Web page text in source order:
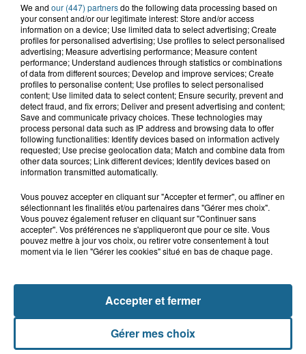
17h44
Un homme mortellement percuté par
un train à Saint-Josse
13h40
Le cirque Benzini, après Bray-Dunes, le
chapiteau et la polémique...
We and our (447) partnersdo the following data processing based on
your consent and/or our legitimate interest: Store and/or access
information on a device; Use limited data to select advertising; Create
profiles for personalised advertising; Use profiles to select personalised
advertising; Measure advertising performance; Measure content
performance; Understand audiences through statistics or combinations
of data from different sources; Develop and improve services; Create
profiles to personalise content; Use profiles to select personalised
content; Use limited data to select content; Ensure security, prevent and
detect fraud, and fix errors; Deliver and present advertising and content;
Save and communicate privacy choices. These technologies may
process personal data such as IP address and browsing data to offer
following functionalities: Identify devices based on information actively
requested; Use precise geolocation data; Match and combine data from
other data sources; Link different devices; Identify devices based on
information transmitted automatically.
Vous pouvez accepter en cliquant sur "Accepter et fermer", ou affiner en
sélectionnant les finalités et/ou partenaires dans "Gérer mes choix".
Vous pouvez également refuser en cliquant sur "Continuer sans
accepter". Vos préférences ne s'appliqueront que pour ce site. Vous
pouvez mettre à jour vos choix, ou retirer votre consentement à tout
moment via le lien "Gérer les cookies" situé en bas de chaque page.
Gérer mes choix
Accepter et fermer